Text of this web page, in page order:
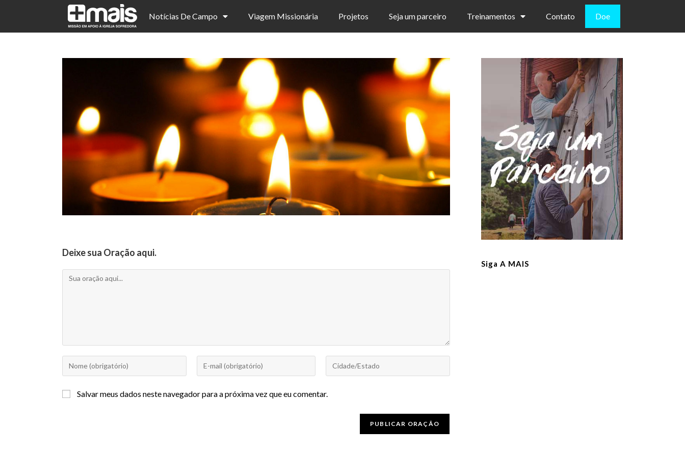
Notícias De Campo Viagem Missionária Projetos Seja um parceiro Treinamentos Contato Doe
Deixe sua Oração aqui.
Salvar meus dados neste navegador para a próxima vez que eu comentar.
Siga A MAIS